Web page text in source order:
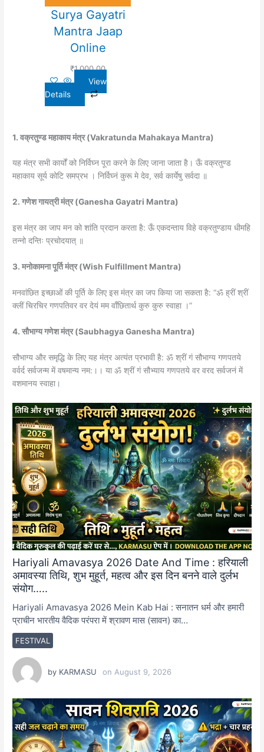
Surya Gayatri
Mantra Jaap
Online
₹1,000.00
View
Details
1. वक्रतुण्ड महाकाय मंत्र (Vakratunda Mahakaya Mantra)
यह मंत्र सभी कार्यों को निर्विघ्न पूरा करने के लिए जाना जाता है। ऊँ वक्रतुण्ड
महाकाय सूर्य कोटि समप्रभ । निर्विघ्नं कुरू मे देव, सर्व कार्येषु सर्वदा ॥
2. गणेश गायत्री मंत्र (Ganesha Gayatri Mantra)
इस मंत्र का जाप मन को शांति प्रदान करता है: ऊँ एकदन्ताय विहे वक्रतुण्डाय धीमहि
तन्नो दन्तिः प्रचोदयात् ॥
3. मनोकामना पूर्ति मंत्र (Wish Fulfillment Mantra)
मनवांछित इच्छाओं की पूर्ति के लिए इस मंत्र का जप किया जा सकता है: “ॐ ह्रीं श्रीं
क्लीं चिरचिर गणपतिवर वर देयं मम वाँछितार्थ कुरु कुरु स्वाहा ।”
4. सौभाग्य गणेश मंत्र (Saubhagya Ganesha Mantra)
सौभाग्य और समृद्धि के लिए यह मंत्र अत्यंत प्रभावी है: ॐ श्रीं गं सौभाग्य गणपतये
वर्वर्द सर्वजन्म में वषमान्य नम:।। या ॐ श्रीं गं सौभ्याय गणपतये वर वरद सर्वजनं में
वशमानय स्वाहा।
Hariyali Amavasya 2026 Date And Time : हरियाली
अमावस्या तिथि, शुभ मुहूर्त, महत्व और इस दिन बनने वाले दुर्लभ
संयोग…..
FESTIVAL
Hariyali Amavasya 2026 Mein Kab Hai : सनातन धर्म और हमारी
प्राचीन भारतीय वैदिक परंपरा में श्रावण मास (सावन) का…
by KARMASU on August 9, 2026